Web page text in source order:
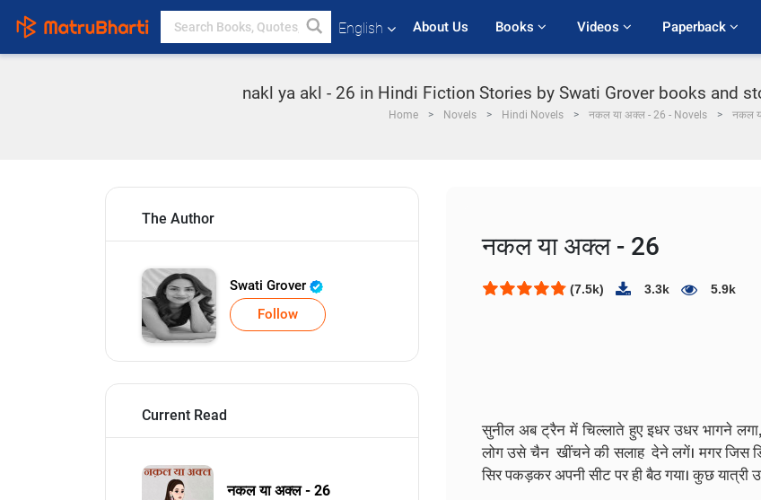
English About Us Books Videos Paperback
nakl ya akl - 26 in Hindi Fiction Stories by Swati Grover books and
Home Novels Hindi Novels नकल या अक्ल - 26 - Novels नकल
The Author
Swati Grover
Follow
Current Read
नकल या अक्ल - 26
नकल या अक्ल - 26
(7.5k) 3.3k 5.9k
सुनील अब ट्रैन में चिल्लाते हुए इधर उधर भागने
लोग उसे चैन खींचने की सलाह देने लगें। मगर जिस
सिर पकड़कर अपनी सीट पर ही बैठ गया। कुछ यात्री